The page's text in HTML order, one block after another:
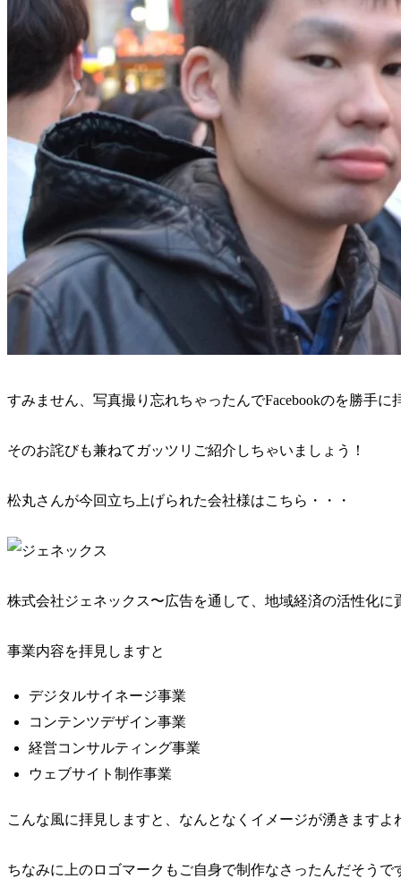
すみません、写真撮り忘れちゃったんでFacebookのを勝手に
そのお詫びも兼ねてガッツリご紹介しちゃいましょう！
松丸さんが今回立ち上げられた会社様はこちら・・・
株式会社ジェネックス〜広告を通して、地域経済の活性化に
事業内容を拝見しますと
デジタルサイネージ事業
コンテンツデザイン事業
経営コンサルティング事業
ウェブサイト制作事業
こんな風に拝見しますと、なんとなくイメージが湧きますよ
ちなみに上のロゴマークもご自身で制作なさったんだそうで